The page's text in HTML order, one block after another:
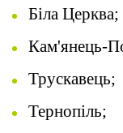
Біла Церква;
Кам'янець-
Трускавець;
Тернопіль;